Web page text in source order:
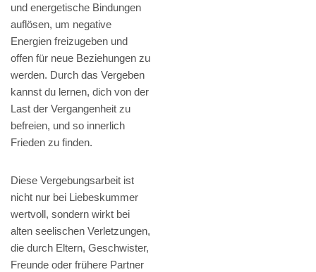
und energetische Bindungen
auflösen, um negative
Energien freizugeben und
offen für neue Beziehungen zu
werden. Durch das Vergeben
kannst du lernen, dich von der
Last der Vergangenheit zu
befreien, und so innerlich
Frieden zu finden.
Diese Vergebungsarbeit ist
nicht nur bei Liebeskummer
wertvoll, sondern wirkt bei
alten seelischen Verletzungen,
die durch Eltern, Geschwister,
Freunde oder frühere Partner